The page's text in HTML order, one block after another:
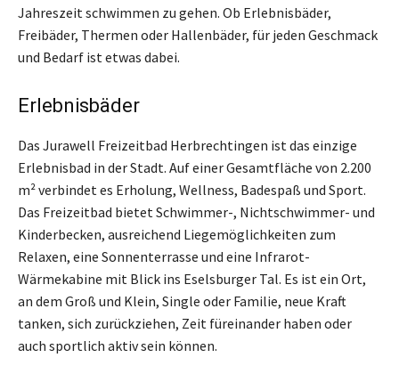
Jahreszeit schwimmen zu gehen. Ob Erlebnisbäder,
Freibäder, Thermen oder Hallenbäder, für jeden Geschmack
und Bedarf ist etwas dabei.
Erlebnisbäder
Das Jurawell Freizeitbad Herbrechtingen ist das einzige
Erlebnisbad in der Stadt. Auf einer Gesamtfläche von 2.200
m² verbindet es Erholung, Wellness, Badespaß und Sport.
Das Freizeitbad bietet Schwimmer-, Nichtschwimmer- und
Kinderbecken, ausreichend Liegemöglichkeiten zum
Relaxen, eine Sonnenterrasse und eine Infrarot-
Wärmekabine mit Blick ins Eselsburger Tal. Es ist ein Ort,
an dem Groß und Klein, Single oder Familie, neue Kraft
tanken, sich zurückziehen, Zeit füreinander haben oder
auch sportlich aktiv sein können.